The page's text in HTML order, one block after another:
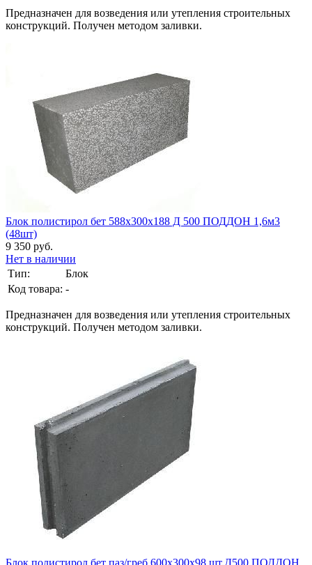
Предназначен для возведения или утепления строительных
конструкций. Получен методом заливки.
Блок полистирол бет 588х300х188 Д 500 ПОДДОН 1,6м3
(48шт)
9 350 руб.
Нет в наличии
Тип:
Блок
Код товара: -
Предназначен для возведения или утепления строительных
конструкций. Получен методом заливки.
Блок полистирол бет паз/греб 600х300х98 шт.Д500 ПОДДОН